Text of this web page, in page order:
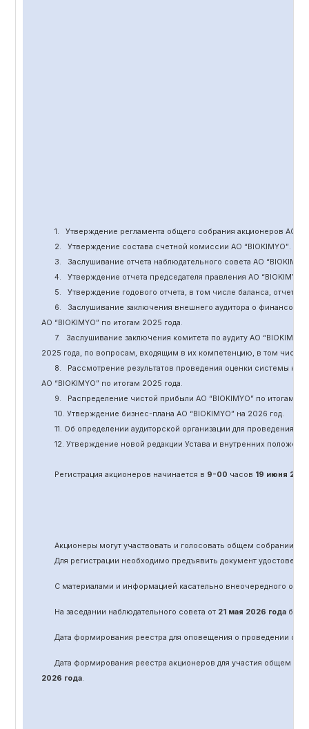
1. Утверждение регламента общего собрания акционеров АО “
2.
Утверждение состава счетной комиссии АО “BIOKIMYO”.
3.
Заслушивание отчета наблюдательного совета АО “BIOKIMYO
4.
Утверждение отчета председателя правления АО “BIOKIMYO
5.
Утверждение годового отчета, в том числе баланса, отчет о
6.
Заслушивание заключения внешнего аудитора о финансовой
АО “BIOKIMYO”по итогам 2025 года.
7.
Заслушивание заключения комитета по аудитуАО “BIOKIMYO
2025 года, по вопросам, входящим в их компетенцию, в том
8.
Рассмотрение результатов проведения оценки системы
АО “BIOKIMYO”по итогам 2025 года.
9.
Распределение чистой прибыли АО “BIOKIMYO”по итогам
10. Утверждение бизнес-плана АО “BIOKIMYO”на 2026 год.
11. Об определении аудиторской организации для проведения
12. Утверждение новой редакции Устава и внутренних
Регистрация акционеров начинается в 9-00 часов 19 июня 202
Акционеры могут участвовать и голосовать общем собрании
Для регистрации необходимо предъявить документ
С материалами и информацией касательно внеочередного
На заседании наблюдательного совета от 21 мая 2026 годабыло
Дата формирования реестра для оповещения о проведении
Дата формирования реестра акционеров для участия общем
2026 года.